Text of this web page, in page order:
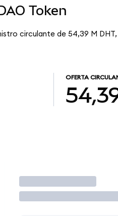
Token
circulante de 54,39 M
OFERTA
Operar